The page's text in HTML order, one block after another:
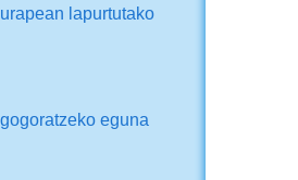
lapurtutako
eguna